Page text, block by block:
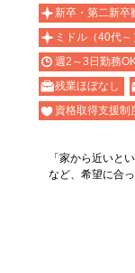
新卒・第二新卒
ミドル（40代
週2～3日勤務
残業ほぼなし
資格取得支援制
「家から近いと
など、希望に合